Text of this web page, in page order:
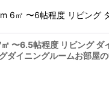
6㎡ 〜6帖程度 リビン
〜6.5帖程度 リビング
グダイニングルームお部